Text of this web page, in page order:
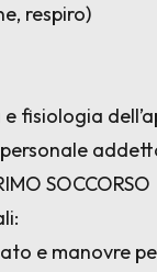
respiro)
fisiologia
SOCCORSO
e manovre